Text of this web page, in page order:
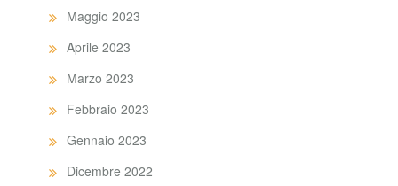
Maggio 2023
Aprile 2023
Marzo 2023
Febbraio 2023
Gennaio 2023
Dicembre 2022